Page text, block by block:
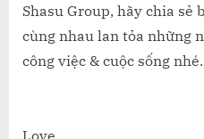
Shasu Group, hãy chia sẻ
cùng nhau lan tỏa những
công việc & cuộc sống
Love